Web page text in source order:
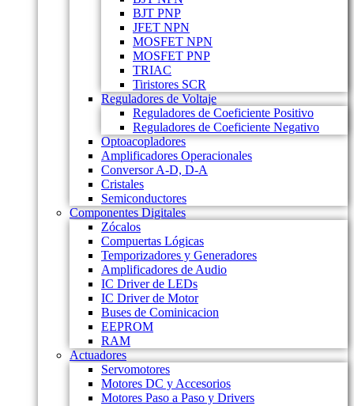
BJT PNP
JFET NPN
MOSFET NPN
MOSFET PNP
TRIAC
Tiristores SCR
Reguladores de Voltaje
Reguladores de Coeficiente Positivo
Reguladores de Coeficiente Negativo
Optoacopladores
Amplificadores Operacionales
Conversor A-D, D-A
Cristales
Semiconductores
Componentes Digitales
Zócalos
Compuertas Lógicas
Temporizadores y Generadores
Amplificadores de Audio
IC Driver de LEDs
IC Driver de Motor
Buses de Cominicacion
EEPROM
RAM
Actuadores
Servomotores
Motores DC y Accesorios
Motores Paso a Paso y Drivers